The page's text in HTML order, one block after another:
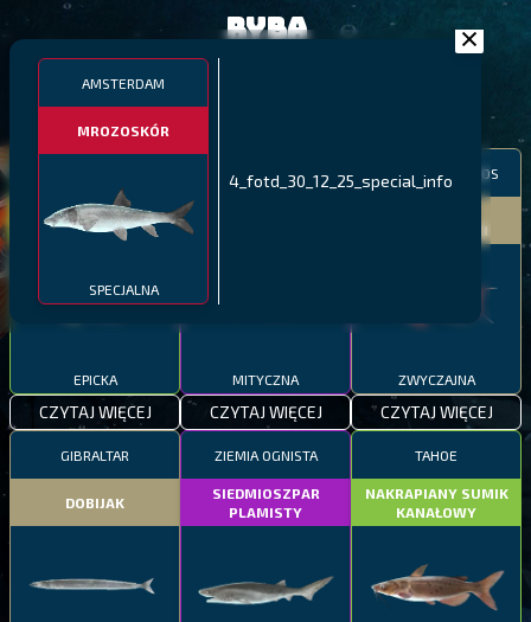
AMSTERDAM
MROZOSKÓR
SPECJALNA
4_fotd_30_12_25_special_info
Ryba
PYSZCZAK ZACHODNI
EPICKA
CZYTAJ WIĘCEJ
PÓŁNOCNE FIORDY
MITYCZNA
CZYTAJ WIĘCEJ
WYSPY GALAPAGOS
MEKSYKAŃSKI
ZWYCZAJNA
CZYTAJ WIĘCEJ
GIBRALTAR
DOBIJAK
ZIEMIA OGNISTA
SIEDMIOSZPAR
PLAMISTY
TAHOE
NAKRAPIANY SUMIK
KANAŁOWY